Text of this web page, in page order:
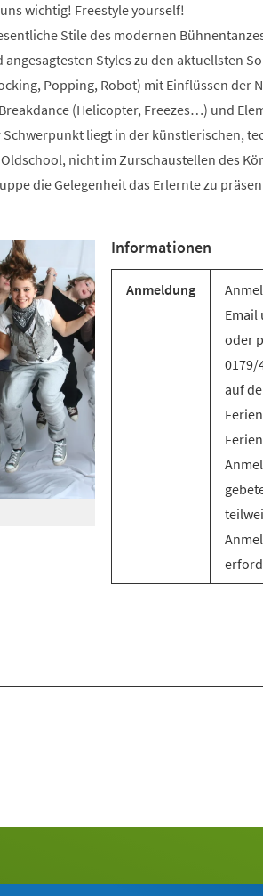
wichtig! Freestyle yourself!
Stile des modernen
Styles zu den aktuellsten
Popping, Robot) mit Einflüssen der
(Helicopter, Freezes…) und
liegt in der künstlerischen,
nicht im Zurschaustellen des
die Gelegenheit das Erlernte zu
Informationen
Anmeldung
Email
oder
0179/
auf